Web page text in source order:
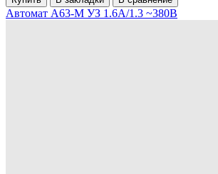
Автомат А63-М УЗ 1.6А/1.3 ~380В